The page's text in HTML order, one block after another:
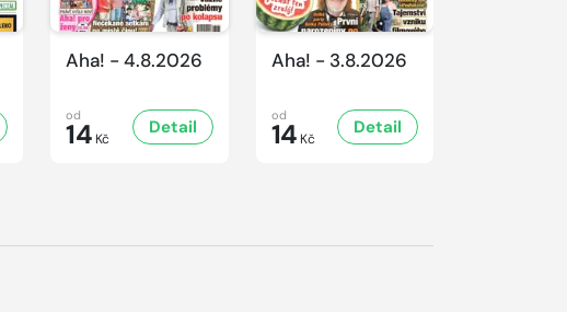
Aha! - 4.8.2026
od
14 Kč
Detail
Aha! - 3.8.2026
od
14 Kč
Detail